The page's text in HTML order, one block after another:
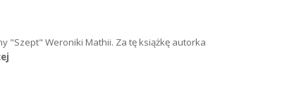
"Szept" Weroniki Mathii. Za tę książkę autorka